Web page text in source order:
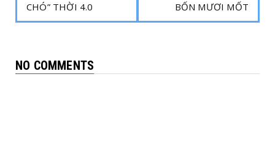
CHÓ” THỜI 4.0
BỐN MƯƠI MỐT
NO COMMENTS